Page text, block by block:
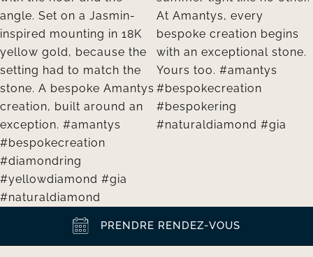
PRENDRE RENDEZ-VOUS